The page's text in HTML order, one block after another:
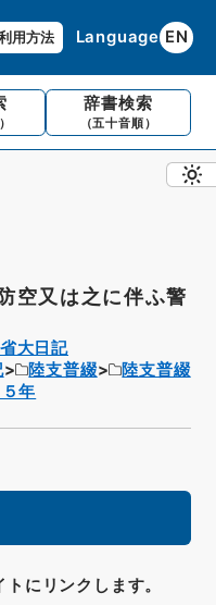
用方法 Language EN
辞書検索
（五十音順）
空又は之に伴ふ警
大日記
陸支普綴
陸支普綴
年
にリンクします。